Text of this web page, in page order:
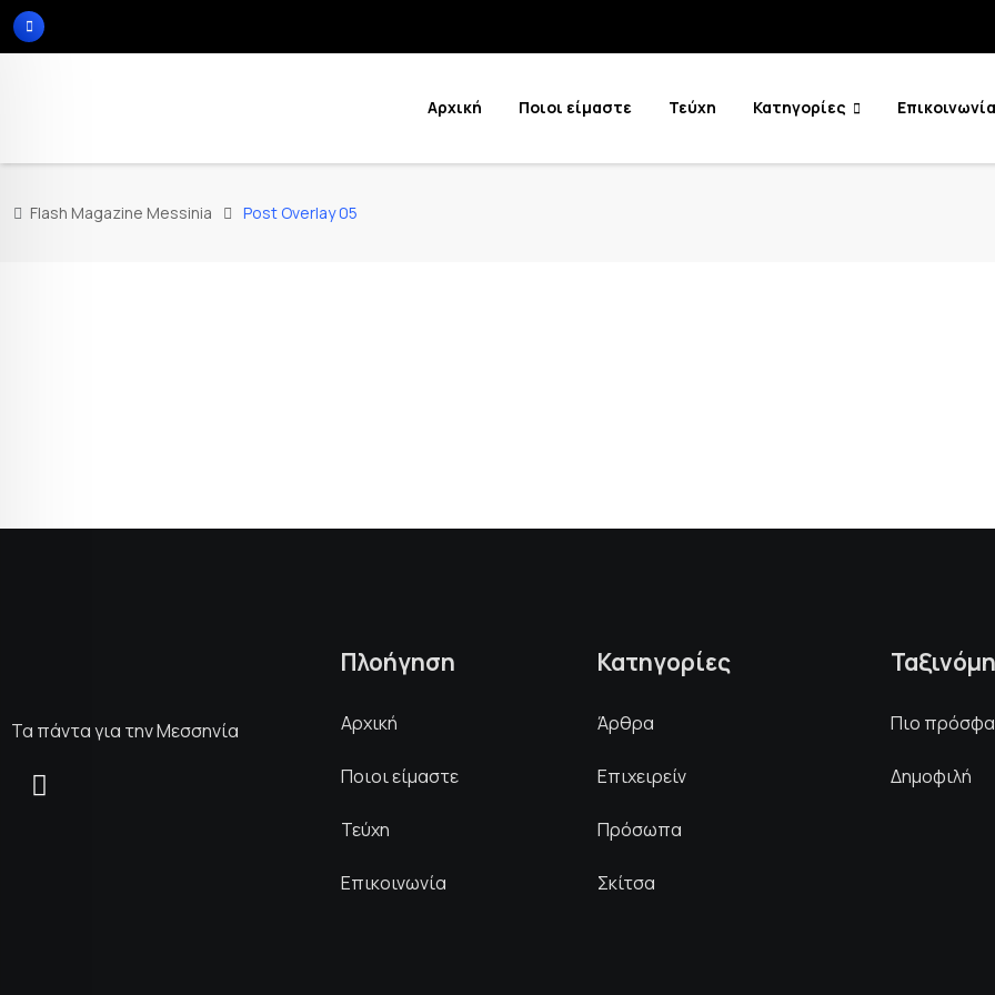
Αρχική Ποιοι είμαστε Τεύχη Κατηγορίες Επικοινωνία
Flash Magazine Messinia Post Overlay 05
Τα πάντα για την Μεσσηνία
Πλοήγηση
Αρχική
Ποιοι είμαστε
Τεύχη
Επικοινωνία
Κατηγορίες
Άρθρα
Επιχειρείν
Πρόσωπα
Σκίτσα
Πιο
Δημοφιλή